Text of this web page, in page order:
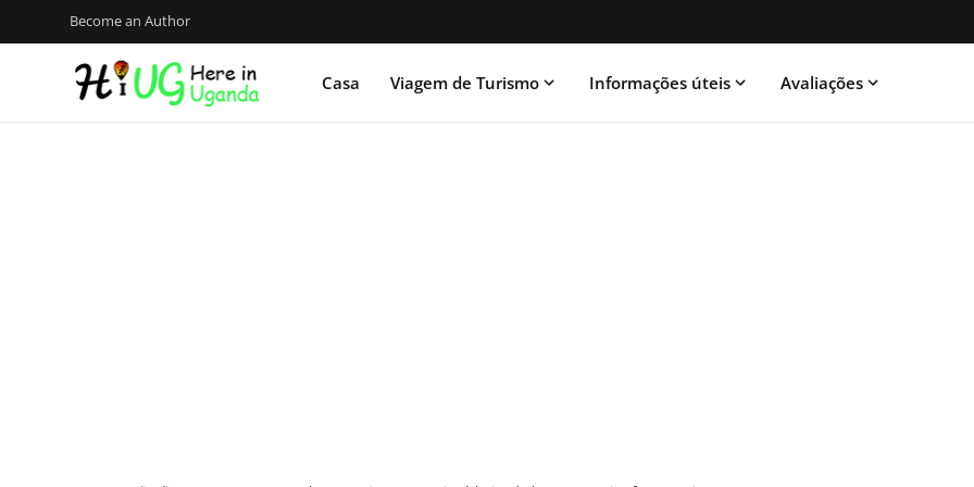
Become an Author
Casa Viagem de Turismo Informações úteis Avaliações